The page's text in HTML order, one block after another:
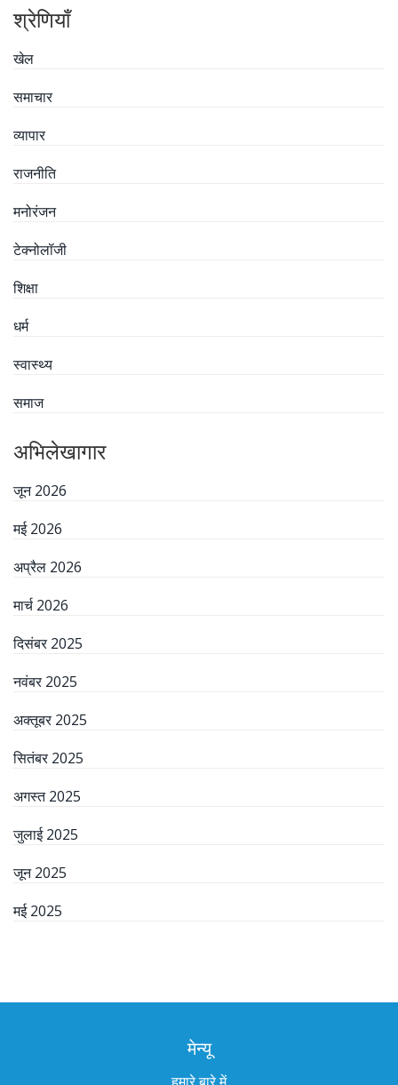
श्रेणियाँ
खेल
समाचार
व्यापार
राजनीति
मनोरंजन
टेक्नोलॉजी
शिक्षा
धर्म
स्वास्थ्य
समाज
अभिलेखागार
जून 2026
मई 2026
अप्रैल 2026
मार्च 2026
दिसंबर 2025
नवंबर 2025
अक्तूबर 2025
सितंबर 2025
अगस्त 2025
जुलाई 2025
जून 2025
मई 2025
मेन्यू